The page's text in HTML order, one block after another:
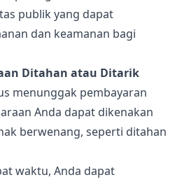
publik yang dapat
dan keamanan bagi
Ditahan atau Ditarik
menunggak pembayaran
Anda dapat dikenakan
berwenang, seperti ditahan
waktu, Anda dapat